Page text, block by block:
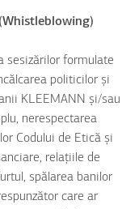
sesizărilor formulate
politicilor și
KLEEMANN și/sau
nerespectarea
Codului de Etică și
relațiile de
spălarea banilor
care ar